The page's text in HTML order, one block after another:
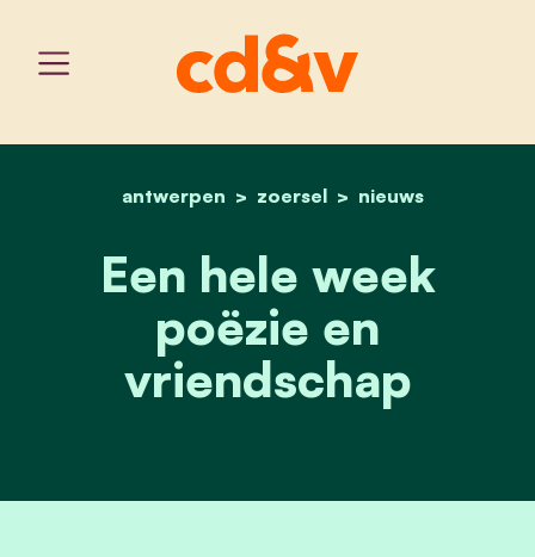
home
antwerpen zoersel nieuws
een hele week poëzie
Een hele week
poëzie en
vriendschap